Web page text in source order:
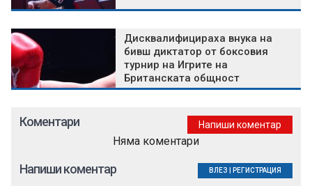
Дисквалифицираха внука на
бивш диктатор от боксовия
турнир на Игрите на
Британската общност
Коментари Напиши коментар
Няма коментари
Напиши коментар ВЛЕЗ РЕГИСТРАЦИЯ